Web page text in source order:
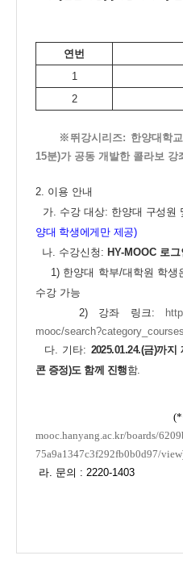
연번
1
2
※뛰강시리즈: 한양대학
15분)가 공동 개발한 콜라보 강
2. 이용 안내
가. 수강 대상: 한양대 구성원
양대 학생에게만 제공)
나. 수강신청: HY-MOOC 로그
1) 한양대 학부/대학원 학생
수강 가능
2) 강좌 링크:
mooc/
다. 기타: 2025.01.24.(금)까
콘 증정)도 함께 진행함.
(*이
mooc.hanyang.ac.kr/boards/
75a9a1347c3f292fb0b0d97/view
라. 문의 : 2220-1403